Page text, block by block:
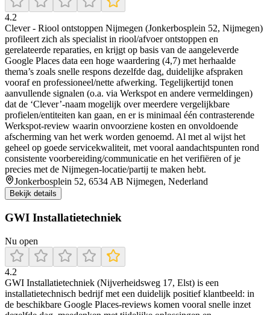
4.2
Clever - Riool ontstoppen Nijmegen (Jonkerbosplein 52, Nijmegen)
profileert zich als specialist in riool/afvoer ontstoppen en
gerelateerde reparaties, en krijgt op basis van de aangeleverde
Google Places data een hoge waardering (4,7) met herhaalde
thema’s zoals snelle respons dezelfde dag, duidelijke afspraken
vooraf en professioneel/nette afwerking. Tegelijkertijd tonen
aanvullende signalen (o.a. via Werkspot en andere vermeldingen)
dat de ‘Clever’-naam mogelijk over meerdere vergelijkbare
profielen/entiteiten kan gaan, en er is minimaal één contrasterende
Werkspot-review waarin onvoorziene kosten en onvoldoende
afscherming van het werk worden genoemd. Al met al wijst het
geheel op goede servicekwaliteit, met vooral aandachtspunten rond
consistente voorbereiding/communicatie en het verifiëren of je
precies met de Nijmegen-locatie/partij te maken hebt.
Jonkerbosplein 52, 6534 AB Nijmegen, Nederland
Bekijk details
GWI Installatietechniek
Nu open
4.2
GWI Installatietechniek (Nijverheidsweg 17, Elst) is een
installatietechnisch bedrijf met een duidelijk positief klantbeeld: in
de beschikbare Google Places-reviews komen vooral snelle inzet